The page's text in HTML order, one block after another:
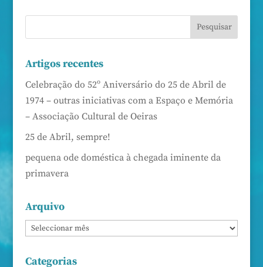
Artigos recentes
Celebração do 52º Aniversário do 25 de Abril de
1974 – outras iniciativas com a Espaço e Memória
– Associação Cultural de Oeiras
25 de Abril, sempre!
pequena ode doméstica à chegada iminente da
primavera
Arquivo
Categorias